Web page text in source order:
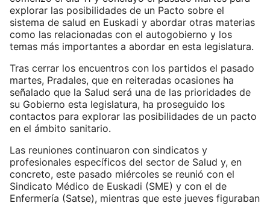
explorar las posibilidades de un Pacto sobre el
sistema de salud en Euskadi y abordar otras materias
como las relacionadas con el autogobierno y los
temas más importantes a abordar en esta legislatura.
Tras cerrar los encuentros con los partidos el pasado
martes, Pradales, que en reiteradas ocasiones ha
señalado que la Salud será una de las prioridades de
su Gobierno esta legislatura, ha proseguido los
contactos para explorar las posibilidades de un pacto
en el ámbito sanitario.
Las reuniones continuaron con sindicatos y
profesionales específicos del sector de Salud y, en
concreto, este pasado miércoles se reunió con el
Sindicato Médico de Euskadi (SME) y con el de
Enfermería (Satse), mientras que este jueves figuraban